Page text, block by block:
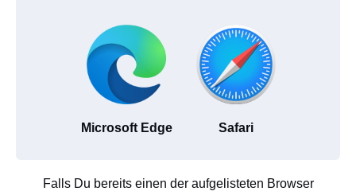
Microsoft Edge Safari
Falls Du bereits einen der aufgelisteten Browser